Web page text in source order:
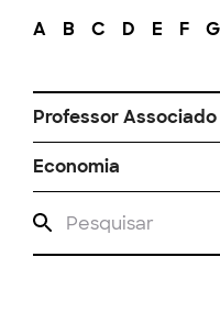
A B C D E F G
Professor
Economia